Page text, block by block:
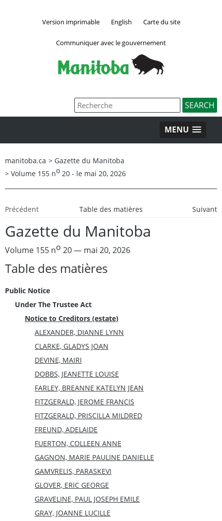
Version imprimable English Carte du site
Communiquer avec le gouvernement
MENU
manitoba.ca > Gazette du Manitoba
> Volume 155 no 20 - le mai 20, 2026
Précédent Table des matières Suivant
Gazette du Manitoba
Volume 155 no 20 — mai 20, 2026
Table des matières
Public Notice
Under The Trustee Act
Notice to Creditors (estate)
ALEXANDER, DIANNE LYNN
CLARKE, GLADYS JOAN
DEVINE, MAIRI
DOBBS, JEANETTE LOUISE
FARLEY, BREANNE KATELYN JEAN
FITZGERALD, JEROME FRANCIS
FITZGERALD, PRISCILLA MILDRED
FREUND, ADELAIDE
FUERTON, COLLEEN ANNE
GAGNON, MARIE PAULINE DANIELLE
GAMVRELIS, PARASKEVI
GLOVER, ERIC GEORGE
GRAVELINE, PAUL JOSEPH EMILE
GRAY, JOANNE LUCILLE